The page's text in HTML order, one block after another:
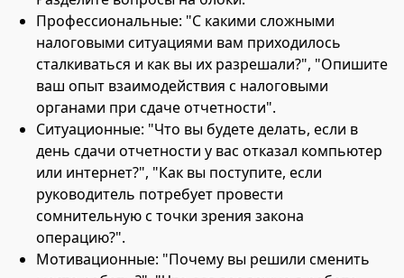
Профессиональные: "С какими сложными
налоговыми ситуациями вам приходилось
сталкиваться и как вы их разрешали?", "Опишите
ваш опыт взаимодействия с налоговыми
органами при сдаче отчетности".
Ситуационные: "Что вы будете делать, если в
день сдачи отчетности у вас отказал компьютер
или интернет?", "Как вы поступите, если
руководитель потребует провести
сомнительную с точки зрения закона
операцию?".
Мотивационные: "Почему вы решили сменить